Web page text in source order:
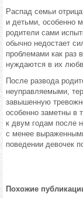
Распад семьи
и детьми, особенно
родители сами
обычно недостает
проблемами как раз
нуждаются в их
После развода
неуправляемыми,
завышенную
особенно заметны в
к двум годам после
с менее
поведении девочек
Похожие